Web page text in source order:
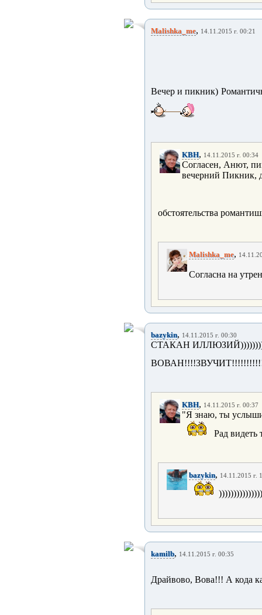
Malishka_me, 14.11.2015 г. 00:21
Вечер и пикник)
KBH, 14.11.2015 г. 00:34
Согласен, Анют,
вечерний Пикник,
обстоятельства
Malishka_me,
Согласна на
bazykin, 14.11.2015 г. 00:30
СТАКАН
KBH, 14.11.2015 г. 00:37
"Я знаю, ты
Рад видеть
bazykin, 14.11.2015 г.
)))))))))))))))
kamilb, 14.11.2015 г. 00:35
Драйвово, Вова!!! А кода